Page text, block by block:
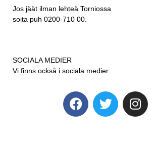
Jos jäät ilman lehteä Torniossa
soita puh 0200-710 00.
SOCIALA MEDIER
Vi finns också i sociala medier: